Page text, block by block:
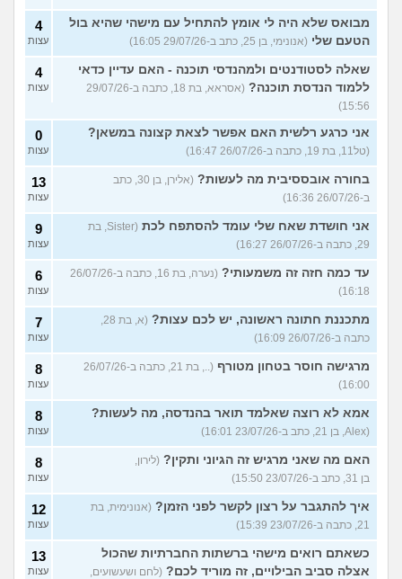
מבואס שלא היה לי אומץ להתחיל עם מישהי שהיא בול
הטעם שלי (אנונימי, בן 25, כתב ב-29/07/26 16:05)
4
עצות
שאלה לסטודנטים ולמהנדסי תוכנה - האם עדיין כדאי
ללמוד הנדסת תוכנה?
(אסראא, בת 18, כתבה ב-29/07/26
15:56)
4
עצות
אני כרגע רלשית האם אפשר לצאת קצונה במשאן?
(טל11, בת 19, כתבה ב-26/07/26 16:47)
0
עצות
בחורה אובססיבית מה לעשות?
(אלירן, בן 30, כתב
ב-26/07/26 16:36)
13
עצות
אני חושדת שאח שלי עומד להסתפח לכת
(Sister, בת
29, כתבה ב-26/07/26 16:27)
9
עצות
עד כמה חזה זה משמעותי?
(נערה, בת 16, כתבה ב-26/07/26
16:18)
6
עצות
מתכננת חתונה ראשונה, יש לכם עצות?
(א, בת 28,
כתבה ב-26/07/26 16:09)
7
עצות
מרגישה חוסר בטחון מטורף
(.., בת 21, כתבה ב-26/07/26
16:00)
8
עצות
אמא לא רוצה שאלמד תואר בהנדסה, מה לעשות?
(Alex, בן 21, כתב ב-23/07/26 16:01)
8
עצות
האם מה שאני מרגיש זה הגיוני ותקין? (לירון,
בן 31, כתב ב-23/07/26 15:50)
8
עצות
איך להתגבר על רצון לקשר לפני הזמן? (אנונימית, בת
21, כתבה ב-23/07/26 15:39)
12
עצות
כשאתם רואים מישהי ברשתות החברתיות שהכול
אצלה סביב הבילויים, זה מוריד לכם? (לחם ושעשועים,
13
עצות